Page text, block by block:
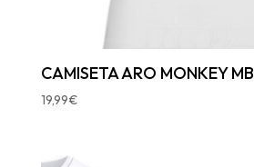
CAMISETA ARO MONKEY MB
19,99€